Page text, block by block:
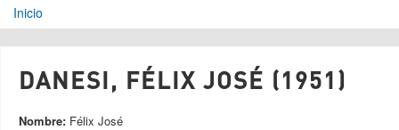
Se encuentra usted aquí
Inicio
DANESI, FÉLIX JOSÉ (1951)
Nombre: Félix José